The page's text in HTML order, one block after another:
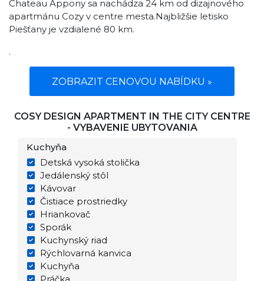
Chateau Appony sa nachádza 24 km od dizajnového
apartmánu Cozy v centre mesta.Najbližšie letisko
Piešťany je vzdialené 80 km.
.
ZOBRAZIT CENOVOU NABÍDKU »
COSY DESIGN APARTMENT IN THE CITY CENTRE
- VYBAVENIE UBYTOVANIA
Kuchyňa
Detská vysoká stolička
Jedálenský stôl
Kávovar
Čistiace prostriedky
Hriankovač
Sporák
Kuchynský riad
Rýchlovarná kanvica
Kuchyňa